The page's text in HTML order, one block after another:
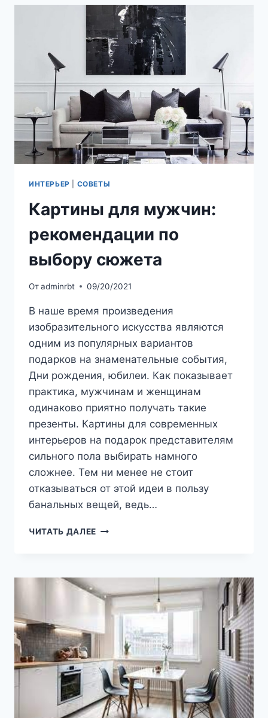
(ДИРЕКТОРА)?
ИНТЕРЬЕР СОВЕТЫ
Картины для мужчин:
рекомендации по
выбору сюжета
Отadminrbt 09/20/2021
В наше время произведения
изобразительного искусства являются
одним из популярных вариантов
подарков на знаменательные события,
Дни рождения, юбилеи. Как показывает
практика, мужчинам и женщинам
одинаково приятно получать такие
презенты. Картины для современных
интерьеров на подарок представителям
сильного пола выбирать намного
сложнее. Тем ни менее не стоит
отказываться от этой идеи в пользу
банальных вещей, ведь…
ЧИТАТЬ ДАЛЕЕ КАРТИНЫ
ПО
ВЫБОРУ
СЮЖЕТА